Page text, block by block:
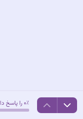
۰٪ را پاسخ داده‌اید